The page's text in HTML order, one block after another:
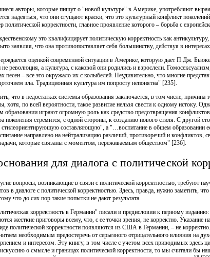
авторы, которые пишут о "новой культуре" в Америке, употребляют
надеяться, что они сгущают краски, что это культурный конфликт
политической корректности, главное проявление которого – борьба с
это квалифицирует политическую корректность как
заявляя, что она противопоставляет себя большинству, действуя в
оценкой современной ситуации в Америке, которую дает П.Дж.
революция, а культура, с каковой они родились и взрослели.
песен – все это окружало их с колыбелей. Неудивительно, что многие
зла. Традиционная культура им попросту непонятна" [235].
что в недостатках системы образования заключается, в том числе, причина
хотя, по всей вероятности, такое развитие нельзя свести к одному истоку.
образовании играют огромную роль как средство предотвращения
поколения стремится, с одной стороны, к созданию нового стиля. С другой
составляющую", а "…воспитание в общем образовании
направлено на нейтрализацию различий, противоречий и конфликтов,
которые связаны с моментом, переживаемым обществом" [236].
для диалога с политической
вопросы, возникающие в связи с политической корректностью, требуют
в диалоге с политической корректностью. Здесь, правда, нужно заметить,
что до сих пор такие попытки не дают результата.
корректность в Германии" писали в предисловии к первому
жесткие приговоры всему, что, с ее точки зрения, не корректно.
политической корректности появляются из США в Германии, – не
необходимым предостеречь от серьезного отрицательного влияния на
и интересом. Эту книгу, в том числе с учетом всех приводимых здесь
о смысле и границах политической корректности, то мы считали бы